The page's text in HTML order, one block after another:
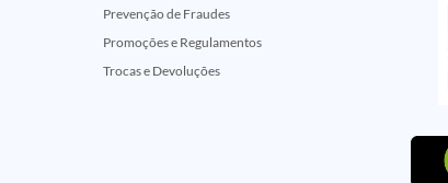
Prevenção de Fraudes
Promoções e Regulamentos
Trocas e Devoluções